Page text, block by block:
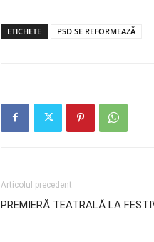
ETICHETE PSD SE REFORMEAZĂ
Articolul precedent
PREMIERĂ TEATRALĂ LA